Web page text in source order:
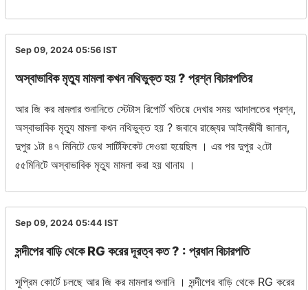
Sep 09, 2024 05:56 IST
অস্বাভাবিক মৃত্যু মামলা কখন নথিভুক্ত হয় ? প্রশ্ন বিচারপতির
আর জি কর মামলার শুনানিতে স্টেটাস রিপোর্ট খতিয়ে দেখার সময় আদালতের প্রশ্ন,
অস্বাভাবিক মৃত্যু মামলা কখন নথিভুক্ত হয় ? জবাবে রাজ্যের আইনজীবী জানান,
দুপুর ১টা ৪৭ মিনিটে ডেথ সার্টিফিকেট দেওয়া হয়েছিল । এর পর দুপুর ২টো
৫৫মিনিটে অস্বাভাবিক মৃত্যু মামলা করা হয় থানায় ।
Sep 09, 2024 05:44 IST
সন্দীপের বাড়ি থেকে RG করের দূরত্ব কত ? : প্রধান বিচারপতি
সুপ্রিম কোর্টে চলছে আর জি কর মামলার শুনানি । সন্দীপের বাড়ি থেকে RG করের